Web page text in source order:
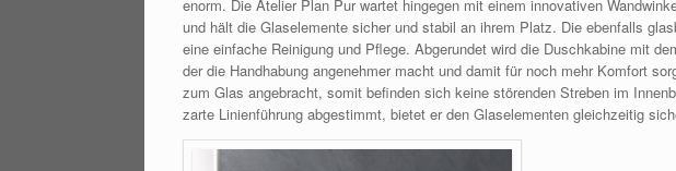
enorm. Die Atelier Plan Pur wartet hingegen mit einem innovativen
und hält die Glaselemente sicher und stabil an ihrem Platz. Die ebenfalls
eine einfache Reinigung und Pflege. Abgerundet wird die Duschkabine mit
der die Handhabung angenehmer macht und damit für noch mehr Komfort
zum Glas angebracht, somit befinden sich keine störenden Streben im
zarte Linienführung abgestimmt, bietet er den Glaselementen gleichzeitig